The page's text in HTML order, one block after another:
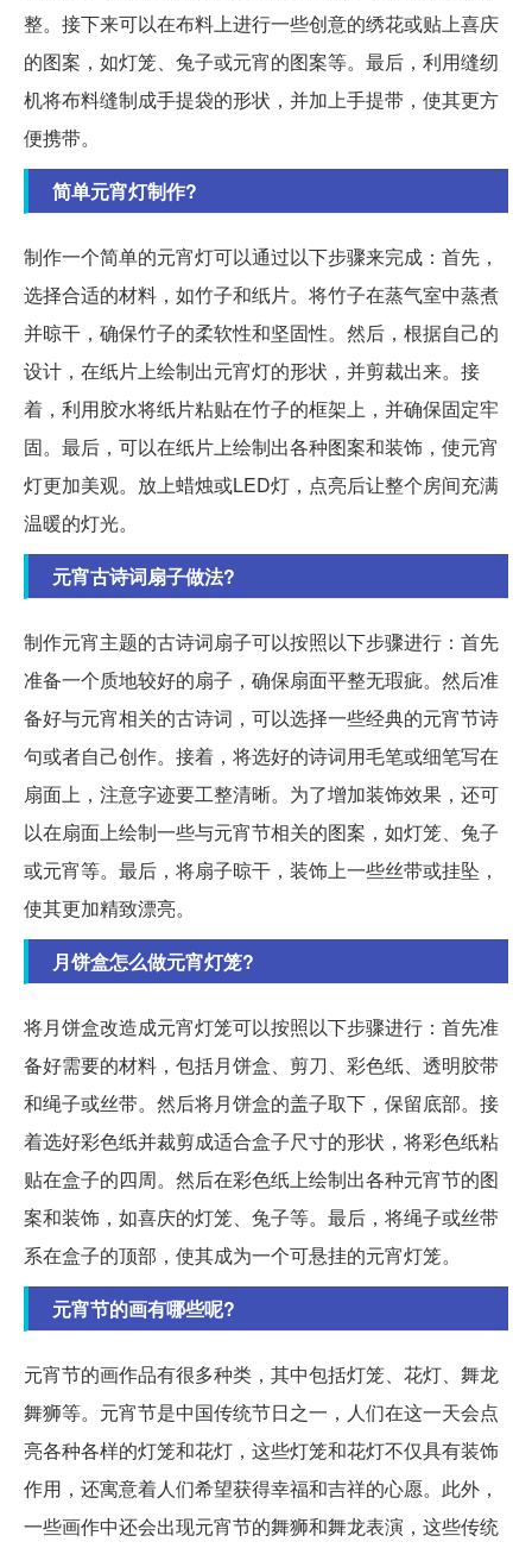
整。接下来可以在布料上进行一些创意的绣花或贴上喜庆
的图案，如灯笼、兔子或元宵的图案等。最后，利用缝纫
机将布料缝制成手提袋的形状，并加上手提带，使其更方
便携带。
简单元宵灯制作?
制作一个简单的元宵灯可以通过以下步骤来完成：首先，
选择合适的材料，如竹子和纸片。将竹子在蒸气室中蒸煮
并晾干，确保竹子的柔软性和坚固性。然后，根据自己的
设计，在纸片上绘制出元宵灯的形状，并剪裁出来。接
着，利用胶水将纸片粘贴在竹子的框架上，并确保固定牢
固。最后，可以在纸片上绘制出各种图案和装饰，使元宵
灯更加美观。放上蜡烛或LED灯，点亮后让整个房间充满
温暖的灯光。
元宵古诗词扇子做法?
制作元宵主题的古诗词扇子可以按照以下步骤进行：首先
准备一个质地较好的扇子，确保扇面平整无瑕疵。然后准
备好与元宵相关的古诗词，可以选择一些经典的元宵节诗
句或者自己创作。接着，将选好的诗词用毛笔或细笔写在
扇面上，注意字迹要工整清晰。为了增加装饰效果，还可
以在扇面上绘制一些与元宵节相关的图案，如灯笼、兔子
或元宵等。最后，将扇子晾干，装饰上一些丝带或挂坠，
使其更加精致漂亮。
月饼盒怎么做元宵灯笼?
将月饼盒改造成元宵灯笼可以按照以下步骤进行：首先准
备好需要的材料，包括月饼盒、剪刀、彩色纸、透明胶带
和绳子或丝带。然后将月饼盒的盖子取下，保留底部。接
着选好彩色纸并裁剪成适合盒子尺寸的形状，将彩色纸粘
贴在盒子的四周。然后在彩色纸上绘制出各种元宵节的图
案和装饰，如喜庆的灯笼、兔子等。最后，将绳子或丝带
系在盒子的顶部，使其成为一个可悬挂的元宵灯笼。
元宵节的画有哪些呢?
元宵节的画作品有很多种类，其中包括灯笼、花灯、舞龙
舞狮等。元宵节是中国传统节日之一，人们在这一天会点
亮各种各样的灯笼和花灯，这些灯笼和花灯不仅具有装饰
作用，还寓意着人们希望获得幸福和吉祥的心愿。此外，
一些画作中还会出现元宵节的舞狮和舞龙表演，这些传统